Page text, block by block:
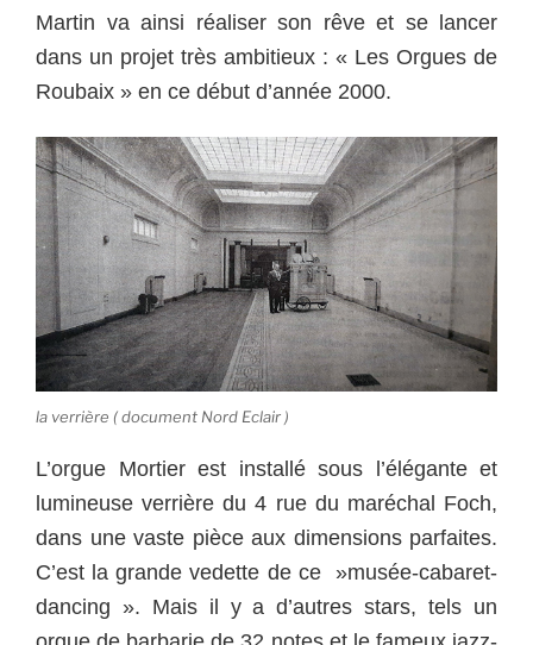
Martin va ainsi réaliser son rêve et se lancer
dans un projet très ambitieux : « Les Orgues de
Roubaix » en ce début d’année 2000.
la verrière ( document Nord Eclair )
L’orgue Mortier est installé sous l’élégante et
lumineuse verrière du 4 rue du maréchal Foch,
dans une vaste pièce aux dimensions parfaites.
C’est la grande vedette de ce »musée-cabaret-
dancing ». Mais il y a d’autres stars, tels un